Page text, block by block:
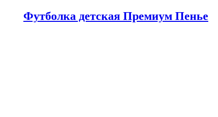
Футболка детская Премиум Пенье